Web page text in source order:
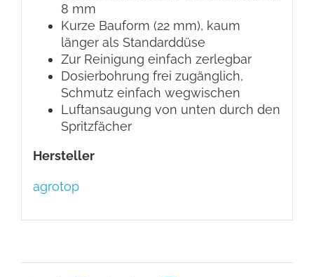
8 mm
Kurze Bauform (22 mm), kaum
länger als Standarddüse
Zur Reinigung einfach zerlegbar
Dosierbohrung frei zugänglich,
Schmutz einfach wegwischen
Luftansaugung von unten durch den
Spritzfächer
Hersteller
agrotop